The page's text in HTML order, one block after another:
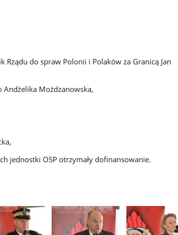
Rządu do spraw Polonii i Polaków za Granicą Jan
Andżelika Możdzanowska,
jednostki OSP otrzymały dofinansowanie.